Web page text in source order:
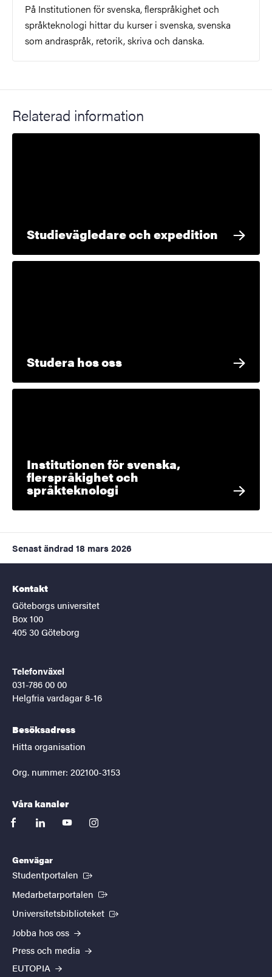
På Institutionen för svenska, flerspråkighet och
språkteknologi hittar du kurser i svenska, svenska
som andraspråk, retorik, skriva och danska.
Relaterad information
Studievägledare och expedition
Studera hos oss
Institutionen för svenska,
flerspråkighet och
språkteknologi
Senast ändrad 18 mars 2026
Kontakt
Göteborgs universitet
Box 100
405 30 Göteborg
Telefonväxel
031-786 00 00
Helgfria vardagar 8-16
Besöksadress
Hitta organisation
Org. nummer: 202100-3153
Våra kanaler
facebooklinkedinyoutubeinstagram
Genvägar
Studentportalen (Extern länk)
Medarbetarportalen (Extern länk)
Universitetsbiblioteket (Extern länk)
Jobba hos oss
Press och media
EUTOPIA